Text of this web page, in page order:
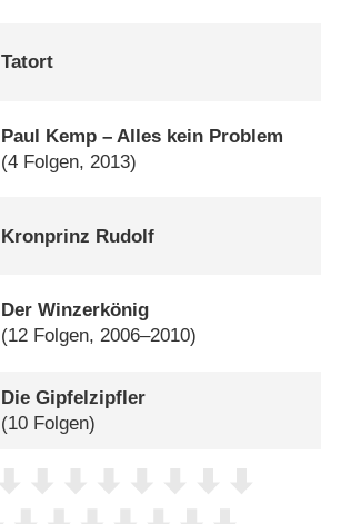
Tatort
Paul Kemp – Alles kein Problem
(4 Folgen, 2013)
Kronprinz Rudolf
Der Winzerkönig
(12 Folgen, 2006–2010)
Die Gipfelzipfler
(10 Folgen)